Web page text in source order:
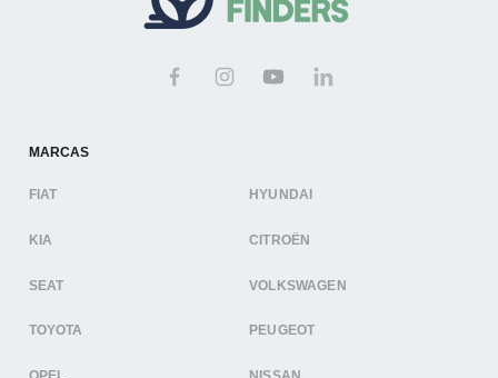
MARCAS
FIAT HYUNDAI
KIA CITROËN
SEAT VOLKSWAGEN
TOYOTA PEUGEOT